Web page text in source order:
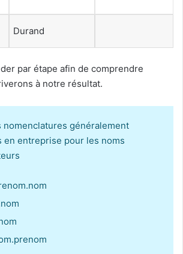
Durand
par étape afin de comprendre
à notre résultat.
nomenclatures généralement
en entreprise pour les noms